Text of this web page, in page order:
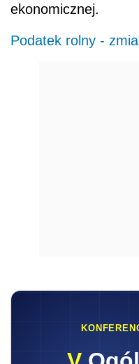
ekonomicznej.
Podatek rolny -